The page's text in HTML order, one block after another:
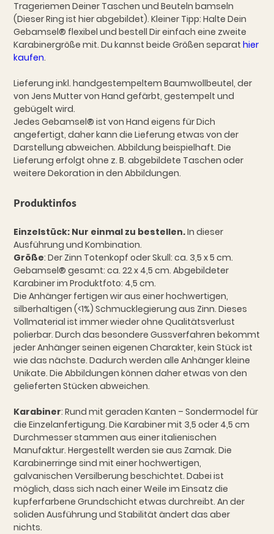
Trageriemen Deiner Taschen und Beuteln bamseln
(Dieser Ring ist hier abgebildet). Kleiner Tipp: Halte Dein
Gebamsel® flexibel und bestell Dir einfach eine zweite
Karabinergröße mit. Du kannst beide Größen separathier
kaufen.
Lieferung inkl. handgestempeltem Baumwollbeutel, der
von Jens Mutter von Hand gefärbt, gestempelt und
gebügelt wird.
Jedes Gebamsel® ist von Hand eigens für Dich
angefertigt, daher kann die Lieferung etwas von der
Darstellung abweichen. Abbildung beispielhaft. Die
Lieferung erfolgt ohne z. B. abgebildete Taschen oder
weitere Dekoration in den Abbildungen.
Produktinfos
Einzelstück: Nur einmal zu bestellen.In dieser
Ausführung und Kombination.
Größe: Der Zinn Totenkopf oder Skull: ca. 3,5 x 5 cm.
Gebamsel® gesamt: ca. 22 x 4,5 cm. Abgebildeter
Karabiner im Produktfoto: 4,5 cm.
Die Anhänger fertigen wir aus einer hochwertigen,
silberhaltigen (<1%) Schmucklegierung aus Zinn. Dieses
Vollmaterial ist immer wieder ohne Qualitätsverlust
polierbar. Durch das besondere Gussverfahren bekommt
jeder Anhänger seinen eigenen Charakter, kein Stück ist
wie das nächste. Dadurch werden alle Anhänger kleine
Unikate. Die Abbildungen können daher etwas von den
gelieferten Stücken abweichen.
Karabiner: Rund mit geraden Kanten – Sondermodel für
die Einzelanfertigung. Die Karabiner mit 3,5 oder 4,5 cm
Durchmesser stammen aus einer italienischen
Manufaktur. Hergestellt werden sie aus Zamak. Die
Karabinerringe sind mit einer hochwertigen,
galvanischen Versilberung beschichtet. Dabei ist
möglich, dass sich nach einer Weile im Einsatz die
kupferfarbene Grundschicht etwas durchreibt. An der
soliden Ausführung und Stabilität ändert das aber
nichts.